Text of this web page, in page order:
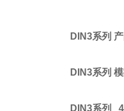
DIN3系列
DIN3系列
DIN3系列